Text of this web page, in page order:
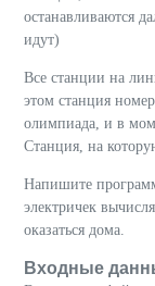
останавливаются
идут)
Все станции на
этом станция
олимпиада, и в
Станция, на
Напишите
электричек
оказаться дома.
Входные